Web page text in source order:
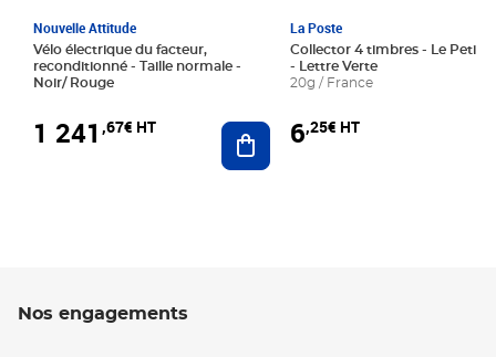
Nouvelle Attitude
Vélo électrique du facteur,
reconditionné - Taille normale -
Noir/ Rouge
1 241 ,67€ HT Ajouter au panier
La Poste
Collector 4 timbres - Le Petit
- Lettre Verte
20g / France
6,25€ HT
Nos engagements